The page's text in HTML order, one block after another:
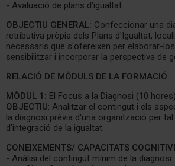
- Avaluació de plans d'igualtat
OBJECTIU GENERAL: Confeccionar una
retributiva pròpia dels Plans d'Igualtat,
necessaris que s'ofereixen per elaborar-
sensibilitzar i incorporar la perspectiva de
RELACIÓ DE MÒDULS DE LA FORMACIÓ:
MÒDUL 1: El Focus a la Diagnosi (10 hores)
OBJECTIU: Analitzar el contingut i els
la diagnosi prèvia d'una organització per
d'integració de la igualtat.
CONEIXEMENTS/ CAPACITATS
- Anàlisi del contingut mínim de la diagnosi: